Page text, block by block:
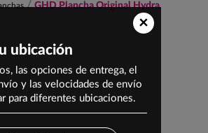
GHD Plancha Original Hydra
×
ubicación
las opciones de entrega, el
y las velocidades de envío
para diferentes ubicaciones.